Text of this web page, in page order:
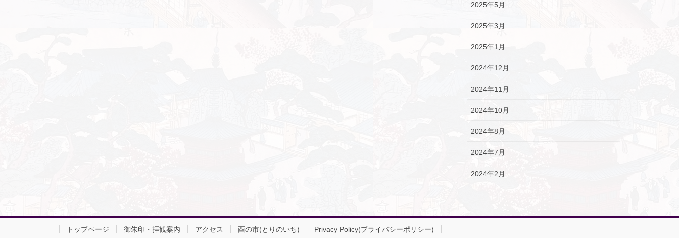
2025年5月
2025年3月
2025年1月
2024年12月
2024年11月
2024年10月
2024年8月
2024年7月
2024年2月
トップページ 御朱印・拝観案内 アクセス 酉の市(とりのいち) Privacy Policy(プライバシーポリシー)